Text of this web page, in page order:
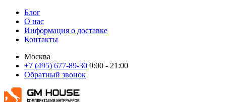
Блог
О нас
Информация о доставке
Контакты
Москва
+7 (495) 677-89-30 9:00 - 21:00
Обратный звонок